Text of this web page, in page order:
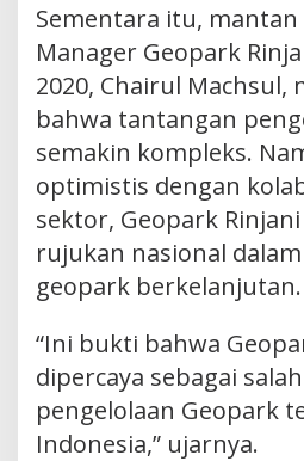
Sementara itu, mantan
Manager Geopark
2020, Chairul Machsul,
bahwa tantangan
semakin kompleks.
optimistis dengan
sektor, Geopark
rujukan nasional
geopark berkelanjutan.
“Ini bukti bahwa
dipercaya sebagai
pengelolaan Geopark
Indonesia,” ujarnya.